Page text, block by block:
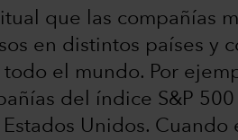
que las compañías
en distintos países y
el mundo. Por
del índice S&P
Unidos. Cuando